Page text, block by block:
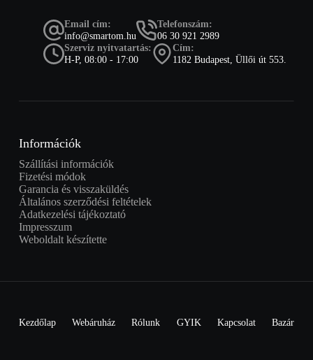
Email cím:
info@smartom.hu
Telefonszám:
06 30 921 2989
Szerviz nyitvatartás:
H-P, 08:00 - 17:00
Cím:
1182 Budapest, Üllői út 553.
Információk
Szállítási információk
Fizetési módok
Garancia és visszaküldés
Általános szerződési feltételek
Adatkezelési tájékoztató
Impresszum
Weboldalt készítette
Kezdőlap Webáruház Rólunk GYIK Kapcsolat Bazár